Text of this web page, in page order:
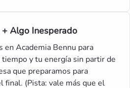
Algo Inesperado
en Academia Bennu para
y tu energía sin partir de
que preparamos para
final. (Pista: vale más que el